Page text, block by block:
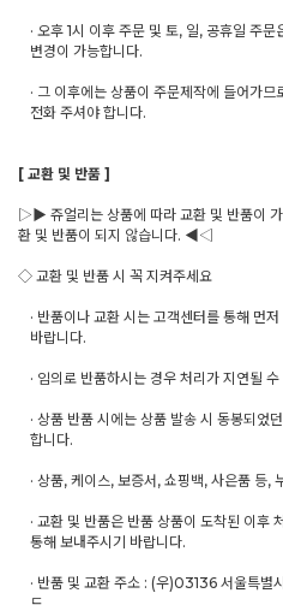
· 오후 1시 이후 주문 및 토, 일, 공휴일 주
변경이 가능합니다.
· 그 이후에는 상품이 주문제작에 들어가
전화 주셔야 합니다.
[ 교환 및 반품 ]
▷▶ 쥬얼리는 상품에 따라 교환 및 반품이
환 및 반품이 되지 않습니다. ◀◁
◇ 교환 및 반품 시 꼭 지켜주세요
· 반품이나 교환 시는 고객센터를 통해 먼
바랍니다.
· 임의로 반품하시는 경우 처리가 지연될
· 상품 반품 시에는 상품 발송 시 동봉되었
합니다.
· 상품, 케이스, 보증서, 쇼핑백, 사은품 등,
· 교환 및 반품은 반품 상품이 도착된 이후
통해 보내주시기 바랍니다.
· 반품 및 교환 주소 : (우)03136 서울특별